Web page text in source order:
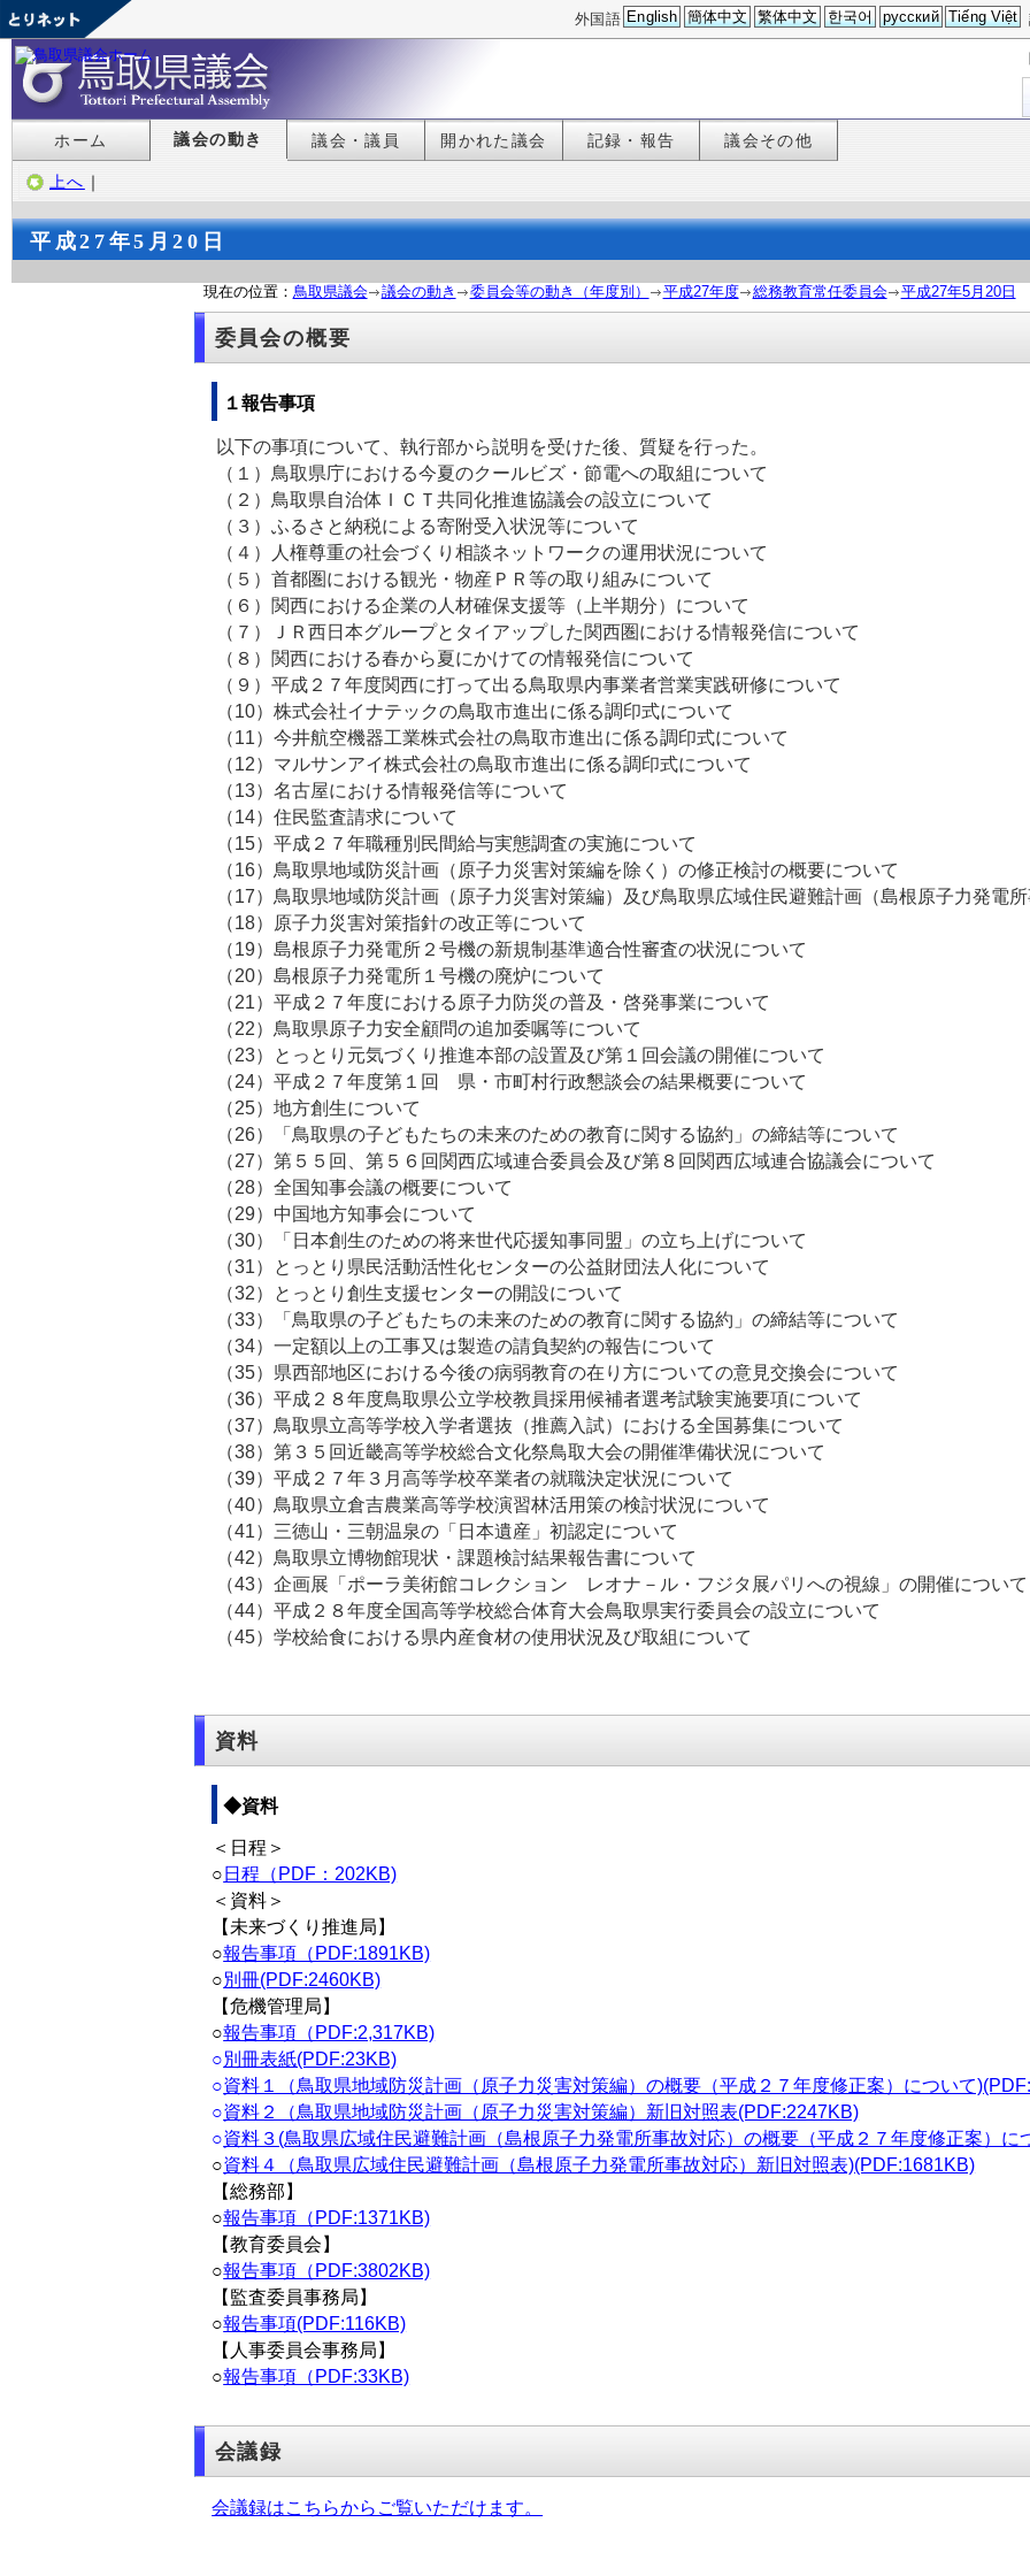
外国語 English 簡体中文 繁体中文 한국어 русский Tiếng Việt
ホーム 議会の動き 議会・議員 開かれた議会 記録・報告 議会その他
上へ ｜
平成27年5月20日
現在の位置： 鳥取県議会 議会の動き 委員会等の動き（年度別） 平成27年度 総務教育常任委員会 平成27年5月20日
委員会の概要
１報告事項
以下の事項について、執行部から説明を受けた後、質疑を行った。
（１）鳥取県庁における今夏のクールビズ・節電への取組について
（２）鳥取県自治体ＩＣＴ共同化推進協議会の設立について
（３）ふるさと納税による寄附受入状況等について
（４）人権尊重の社会づくり相談ネットワークの運用状況について
（５）首都圏における観光・物産ＰＲ等の取り組みについて
（６）関西における企業の人材確保支援等（上半期分）について
（７）ＪＲ西日本グループとタイアップした関西圏における情報発信について
（８）関西における春から夏にかけての情報発信について
（９）平成２７年度関西に打って出る鳥取県内事業者営業実践研修について
（10）株式会社イナテックの鳥取市進出に係る調印式について
（11）今井航空機器工業株式会社の鳥取市進出に係る調印式について
（12）マルサンアイ株式会社の鳥取市進出に係る調印式について
（13）名古屋における情報発信等について
（14）住民監査請求について
（15）平成２７年職種別民間給与実態調査の実施について
（16）鳥取県地域防災計画（原子力災害対策編を除く）の修正検討の概要について
（17）鳥取県地域防災計画（原子力災害対策編）及び鳥取県広域住民避難計画（島根原子力発電
（18）原子力災害対策指針の改正等について
（19）島根原子力発電所２号機の新規制基準適合性審査の状況について
（20）島根原子力発電所１号機の廃炉について
（21）平成２７年度における原子力防災の普及・啓発事業について
（22）鳥取県原子力安全顧問の追加委嘱等について
（23）とっとり元気づくり推進本部の設置及び第１回会議の開催について
（24）平成２７年度第１回 県・市町村行政懇談会の結果概要について
（25）地方創生について
（26）「鳥取県の子どもたちの未来のための教育に関する協約」の締結等について
（27）第５５回、第５６回関西広域連合委員会及び第８回関西広域
（28）全国知事会議の概要について
（29）中国地方知事会について
（30）「日本創生のための将来世代応援知事同盟」の立ち上げについて
（31）とっとり県民活動活性化センターの公益財団法人化について
（32）とっとり創生支援センターの開設について
（33）「鳥取県の子どもたちの未来のための教育に関する協約」の締結等について
（34）一定額以上の工事又は製造の請負契約の報告について
（35）県西部地区における今後の病弱教育の在り方についての意見交換会について
（36）平成２８年度鳥取県公立学校教員採用候補者選考試験実施要項について
（37）鳥取県立高等学校入学者選抜（推薦入試）における全国募集について
（38）第３５回近畿高等学校総合文化祭鳥取大会の開催準備状況について
（39）平成２７年３月高等学校卒業者の就職決定状況について
（40）鳥取県立倉吉農業高等学校演習林活用策の検討状況について
（41）三徳山・三朝温泉の「日本遺産」初認定について
（42）鳥取県立博物館現状・課題検討結果報告書について
（43）企画展「ポーラ美術館コレクション レオナ－ル・フジタ展パリへの視
（44）平成２８年度全国高等学校総合体育大会鳥取県実行委員会の設立について
（45）学校給食における県内産食材の使用状況及び取組について
資料
◆資料
＜日程＞
○ 日程（PDF：202KB)
＜資料＞
【未来づくり推進局】
○報告事項（PDF:1891KB)
○別冊(PDF:2460KB)
【危機管理局】
○報告事項（PDF:2,317KB)
○別冊表紙(PDF:23KB)
○資料１（鳥取県地域防災計画（原子力災害対策編）の概要（平成２７年度修正案）について
○資料２（鳥取県地域防災計画（原子力災害対策編）新旧対照表(PDF:2247KB)
○資料３(鳥取県広域住民避難計画（島根原子力発電所事故対応）の概要（平成２７年度修正案）に
○資料４（鳥取県広域住民避難計画（島根原子力発電所事故対応）新旧対照表)(PDF:1681KB)
【総務部】
○報告事項（PDF:1371KB)
【教育委員会】
○報告事項（PDF:3802KB)
【監査委員事務局】
○報告事項(PDF:116KB)
【人事委員会事務局】
○報告事項（PDF:33KB)
会議録
会議録はこちらからご覧いただけます。